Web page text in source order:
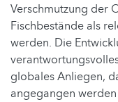
Verschmutzung der
Fischbestände als
werden. Die
globales Anliegen,
angegangen